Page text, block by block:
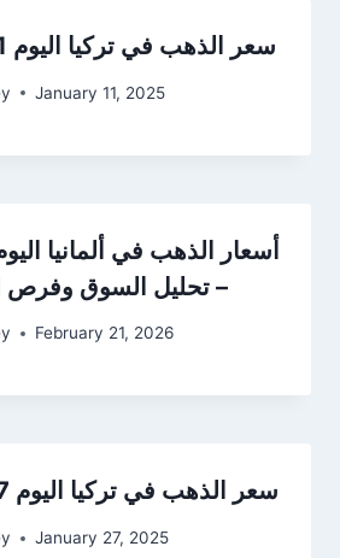
سعر الذهب في تركيا اليوم 11 يناير 2025
January 11, 2025
– تحليل السوق وفرص
February 21, 2026
سعر الذهب في تركيا اليوم 27 يناير 2025
January 27, 2025